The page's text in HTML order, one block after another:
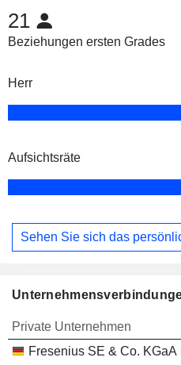
21
Beziehungen ersten Grades
Herr
Aufsichtsräte
Sehen Sie sich das
Private Unternehmen
Fresenius SE & Co. KGaA